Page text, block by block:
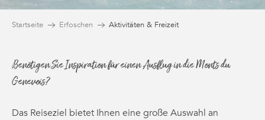
Startseite Erfoschen Aktivitäten & Freizeit
Benötigen Sie Inspiration für einen Ausflug in die Monts du
Genevois?
Das Reiseziel bietet Ihnen eine große Auswahl an